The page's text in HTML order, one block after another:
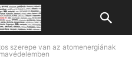
szerepe van az atomenergiának